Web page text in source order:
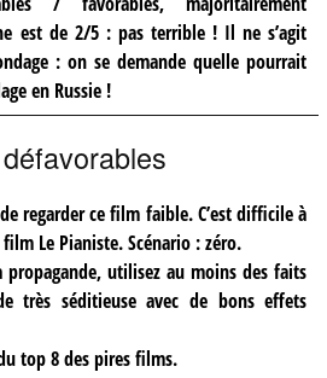
est de 2/5 : pas terrible ! Il ne s’agit
: on se demande quelle pourrait
en Russie !
regarder ce film faible. C’est difficile à
Le Pianiste. Scénario : zéro.
propagande, utilisez au moins des faits
très séditieuse avec de bons effets
top 8 des pires films.